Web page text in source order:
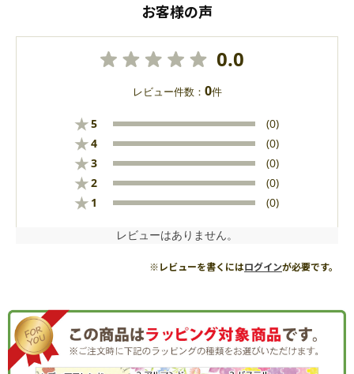
お客様の声
0.0
レビュー件数： 0件
★5 (0)
★4 (0)
★3 (0)
★2 (0)
★ 1 (0)
レビューはありません。
※レビューを書くにはログインが必要です。